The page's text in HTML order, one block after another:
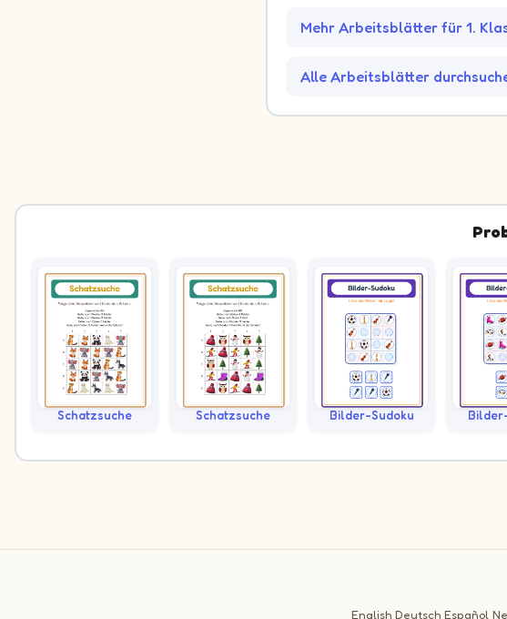
Mehr Arbeitsblätter für 1.
Alle Arbeitsblätter
Schatzsuche Schatzsuche Bilder-Sudoku
English Deutsch Español